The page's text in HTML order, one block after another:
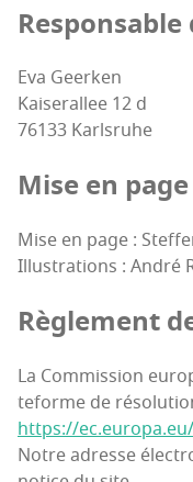
Eva Geer­ken
Kai­se­ral­lee 12 d
76133 Karls­ruhe
Mise en page
Mise en page :
Illus­tra­tions : André
Règle­ment
La Com­mis­sion
te­forme de
https://
Notre adresse